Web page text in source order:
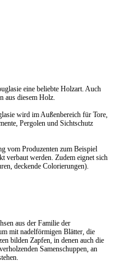
eine beliebte Holzart. Auch
aus diesem Holz.
wird im Außenbereich für Tore,
Pergolen und Sichtschutz
vom Produzenten zum Beispiel
verbaut werden. Zudem eignet sich
deckende Colorierungen).
aus der Familie der
mit nadelförmigen Blätter, die
bilden Zapfen, in denen auch die
Samenschuppen, an